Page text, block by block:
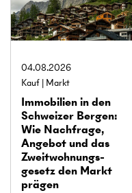
04.08.2026
Kauf Markt
Immobilien in den
Schweizer Bergen:
Wie Nachfrage,
Angebot und das
Zweitwohnungs­
gesetz den Markt
prägen